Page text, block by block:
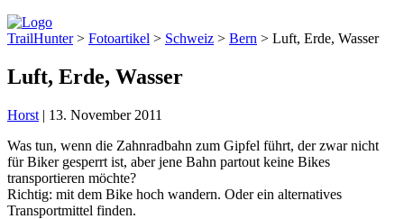
TrailHunter> Fotoartikel > Schweiz > Bern > Luft, Erde, Wasser
Luft, Erde, Wasser
Horst | 13. November 2011
Was tun, wenn die Zahnradbahn zum Gipfel führt, der zwar nicht
für Biker gesperrt ist, aber jene Bahn partout keine Bikes
transportieren möchte?
Richtig: mit dem Bike hoch wandern. Oder ein alternatives
Transportmittel finden.